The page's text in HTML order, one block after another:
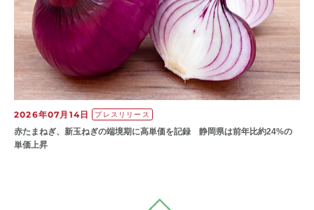
2026年07月14日 プレスリリース
赤たまねぎ、新玉ねぎの端境期に高単価を記録 静岡県は前年比約24%の
単価上昇